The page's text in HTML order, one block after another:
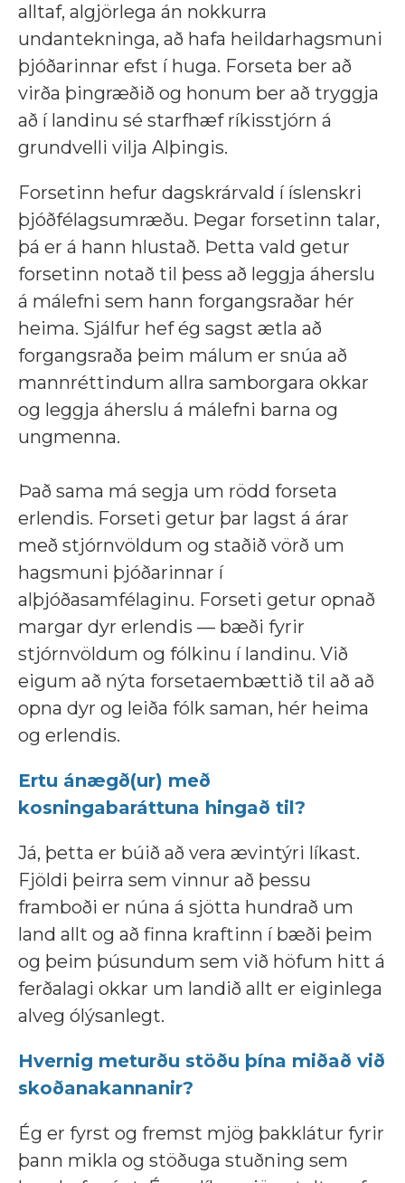
alltaf, algjörlega án nokkurra
undantekninga, að hafa heildarhagsmuni
þjóðarinnar efst í huga. Forseta ber að
virða þingræðið og honum ber að tryggja
að í landinu sé starfhæf ríkisstjórn á
grundvelli vilja Alþingis.
Forsetinn hefur dagskrárvald í íslenskri
þjóðfélagsumræðu. Þegar forsetinn talar,
þá er á hann hlustað. Þetta vald getur
forsetinn notað til þess að leggja áherslu
á málefni sem hann forgangsraðar hér
heima. Sjálfur hef ég sagst ætla að
forgangsraða þeim málum er snúa að
mannréttindum allra samborgara okkar
og leggja áherslu á málefni barna og
ungmenna.
Það sama má segja um rödd forseta
erlendis. Forseti getur þar lagst á árar
með stjórnvöldum og staðið vörð um
hagsmuni þjóðarinnar í
alþjóðasamfélaginu. Forseti getur opnað
margar dyr erlendis — bæði fyrir
stjórnvöldum og fólkinu í landinu. Við
eigum að nýta forsetaembættið til að að
opna dyr og leiða fólk saman, hér heima
og erlendis.
Ertu ánægð(ur) með
kosningabaráttuna hingað til?
Já, þetta er búið að vera ævintýri líkast.
Fjöldi þeirra sem vinnur að þessu
framboði er núna á sjötta hundrað um
land allt og að finna kraftinn í bæði þeim
og þeim þúsundum sem við höfum hitt á
ferðalagi okkar um landið allt er eiginlega
alveg ólýsanlegt.
Hvernig meturðu stöðu þína miðað við
skoðanakannanir?
Ég er fyrst og fremst mjög þakklátur fyrir
þann mikla og stöðuga stuðning sem